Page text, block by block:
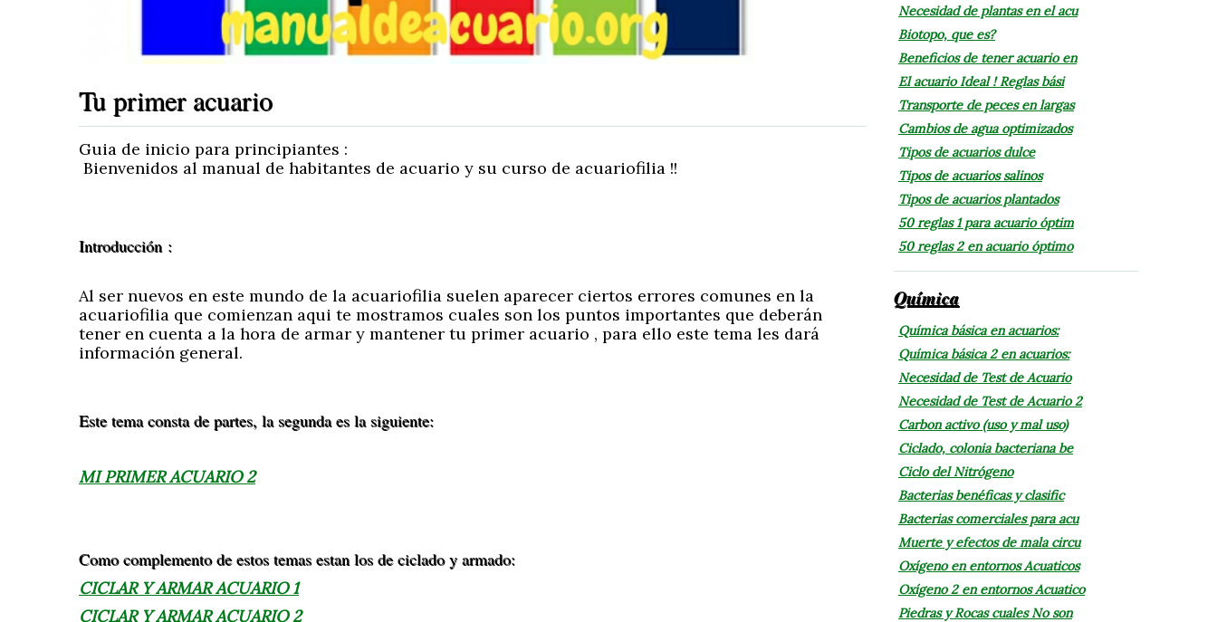
Tu primer acuario
Guia de inicio para principiantes :
Bienvenidos al manual de habitantes de acuario y su curso de acuariofilia !!
Introducción :
Al ser nuevos en este mundo de la acuariofilia suelen aparecer ciertos errores comunes en la
acuariofilia que comienzan aqui te mostramos cuales son los puntos importantes que deberán
tener en cuenta a la hora de armar y mantener tu primer acuario , para ello este tema les dará
información general.
Este tema consta de partes, la segunda es la siguiente:
MI PRIMER ACUARIO 2
Como complemento de estos temas estan los de ciclado y armado:
CICLAR Y ARMAR ACUARIO 1
CICLAR Y ARMAR ACUARIO 2
Necesidad de plantas en el acu
Biotopo, que es?
Beneficios de tener acuario en
El acuario Ideal ! Reglas bási
Transporte de peces en largas
Cambios de agua optimizados
Tipos de acuarios dulce
Tipos de acuarios salinos
Tipos de acuarios plantados
50 reglas 1 para acuario óptim
50 reglas 2 en acuario óptimo
Química
Química básica en acuarios:
Química básica 2 en acuarios:
Necesidad de Test de Acuario
Necesidad de Test de Acuario 2
Carbon activo (uso y mal uso)
Ciclado, colonia bacteriana be
Ciclo del Nitrógeno
Bacterias benéficas y clasific
Bacterias comerciales para acu
Muerte y efectos de mala circu
Oxígeno en entornos Acuaticos
Oxígeno 2 en entornos Acuatico
Piedras y Rocas cuales No son